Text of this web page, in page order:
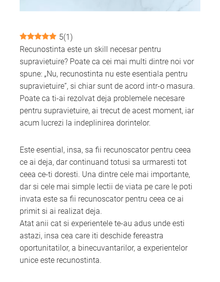
5(1 )
Recunostinta este un skill necesar pentru
supravietuire? Poate ca cei mai multi dintre noi vor
spune: „Nu, recunostinta nu este esentiala pentru
supravietuire”, si chiar sunt de acord intr-o masura.
Poate ca ti-ai rezolvat deja problemele necesare
pentru supravietuire, ai trecut de acest moment, iar
acum lucrezi la indeplinirea dorintelor.
Este esential, insa, sa fii recunoscator pentru ceea
ce ai deja, dar continuand totusi sa urmaresti tot
ceea ce-ti doresti. Una dintre cele mai importante,
dar si cele mai simple lectii de viata pe care le poti
invata este sa fii recunoscator pentru ceea ce ai
primit si ai realizat deja.
Atat anii cat si experientele te-au adus unde esti
astazi, insa cea care iti deschide fereastra
oportunitatilor, a binecuvantarilor, a experientelor
unice este recunostinta.